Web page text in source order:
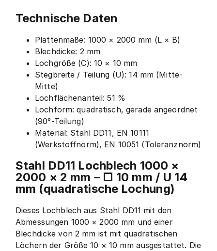
Technische Daten
Plattenmaße: 1000 × 2000 mm (L × B)
Blechdicke: 2 mm
Lochgröße (C): 10 × 10 mm
Stegbreite / Teilung (U): 14 mm (Mitte-
Mitte)
Lochflächenanteil: 51 %
Lochform: quadratisch, gerade angeordnet
(90°-Teilung)
Material: Stahl DD11, EN 10111
(Werkstoffnorm), EN 10051 (Toleranznorm)
Stahl DD11 Lochblech 1000 ×
2000 × 2 mm – □ 10 mm / U 14
mm (quadratische Lochung)
Dieses Lochblech aus Stahl DD11 mit den
Abmessungen 1000 × 2000 mm und einer
Blechdicke von 2 mm ist mit quadratischen
Löchern der Größe 10 × 10 mm ausgestattet. Die